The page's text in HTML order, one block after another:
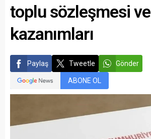
toplu sözleşmesi ve
kazanımları
Paylaş Tweetle Gönder
ABONE OL